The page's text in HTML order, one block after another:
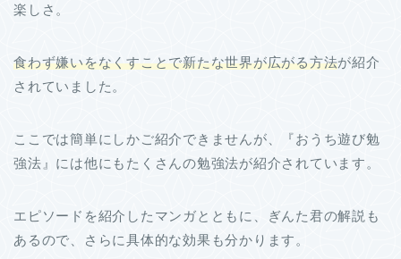
楽しさ。
食わず嫌いをなくすことで新たな世界が広がる方法が紹介
されていました。
ここでは簡単にしかご紹介できませんが、『おうち遊び勉
強法』には他にもたくさんの勉強法が紹介されています。
エピソードを紹介したマンガとともに、ぎんた君の解説も
あるので、さらに具体的な効果も分かります。